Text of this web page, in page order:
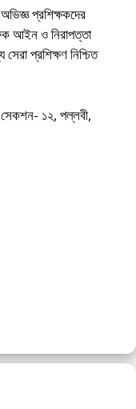
প্রশিক্ষকদের
আইন ও নিরাপত্তা
প্রশিক্ষণ নিশ্চিত
১২, পল্লবী,